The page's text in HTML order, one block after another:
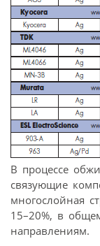
В процессе
связующие
многослойная
15–20%, в
направлениям.